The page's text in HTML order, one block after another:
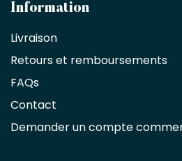
architectes
d'une
exclusive
de
%
sur
Information
Livraison
Retours et remboursements
FAQs
Contact
Demander un compte